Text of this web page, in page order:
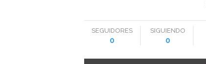
SEGUIDORES
0
SIGUIENDO
0